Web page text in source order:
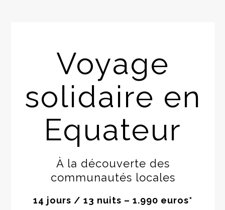
Voyage
solidaire en
Equateur
À la découverte des
communautés locales
14 jours / 13 nuits – 1.990 euros*